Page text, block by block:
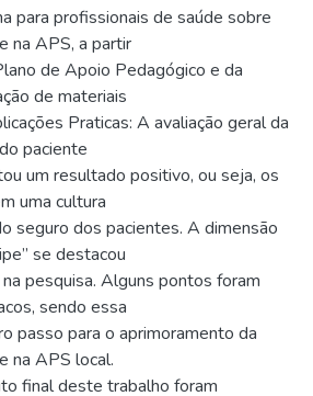
para profissionais de saúde sobre
na APS, a partir
de Apoio Pedagógico e da
de materiais
Praticas: A avaliação geral da
paciente
um resultado positivo, ou seja, os
uma cultura
seguro dos pacientes. A dimensão
se destacou
pesquisa. Alguns pontos foram
sendo essa
passo para o aprimoramento da
na APS local.
final deste trabalho foram